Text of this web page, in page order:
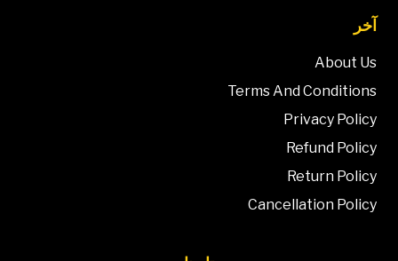
آخر
About Us
Terms And Conditions
Privacy Policy
Refund Policy
Return Policy
Cancellation Policy